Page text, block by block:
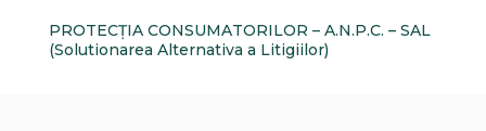
PROTECŢIA CONSUMATORILOR – A.N.P.C. – SAL
(Solutionarea Alternativa a Litigiilor)